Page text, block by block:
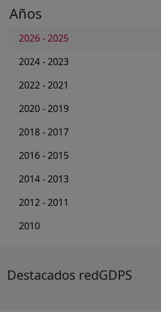
Años
2026 - 2025
2024 - 2023
2022 - 2021
2020 - 2019
2018 - 2017
2016 - 2015
2014 - 2013
2012 - 2011
2010
Destacados redGDPS